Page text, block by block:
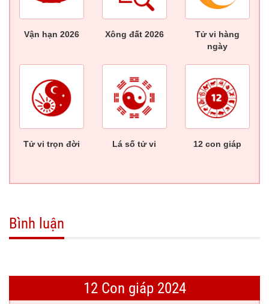
Vận hạn 2026 Xông đất 2026
Tử vi hàng
ngày
Tử vi trọn đời Lá số tử vi 12 con giáp
Bình luận
12 Con giáp 2024